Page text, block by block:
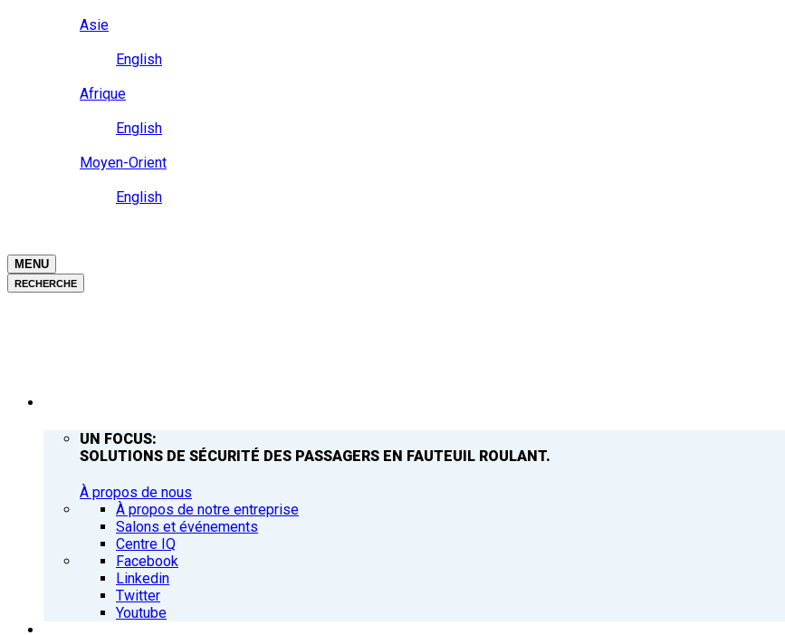
Asie
English
Afrique
English
Moyen-Orient
English
MENU
RECHERCHE
UN FOCUS:
SOLUTIONS DE SÉCURITÉ DES PASSAGERS EN FAUTEUIL ROULANT.
À propos de nous
À propos de notre entreprise
Salons et événements
Centre IQ
Facebook
Linkedin
Twitter
Youtube